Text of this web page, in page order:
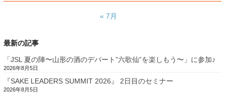
« 7月
最新の記事
「JSL 夏の陣〜山形の酒のデパート”六歌仙”を楽しもう〜」に参加♪
2026年8月5日
『SAKE LEADERS SUMMIT 2026』 2日目のセミナー
2026年8月5日